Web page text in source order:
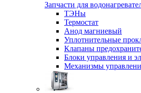
Запчасти для
ТЭНы
Термостат
Анод магниевый
Уплотнительные
Клапаны
Блоки управления и
Механизмы